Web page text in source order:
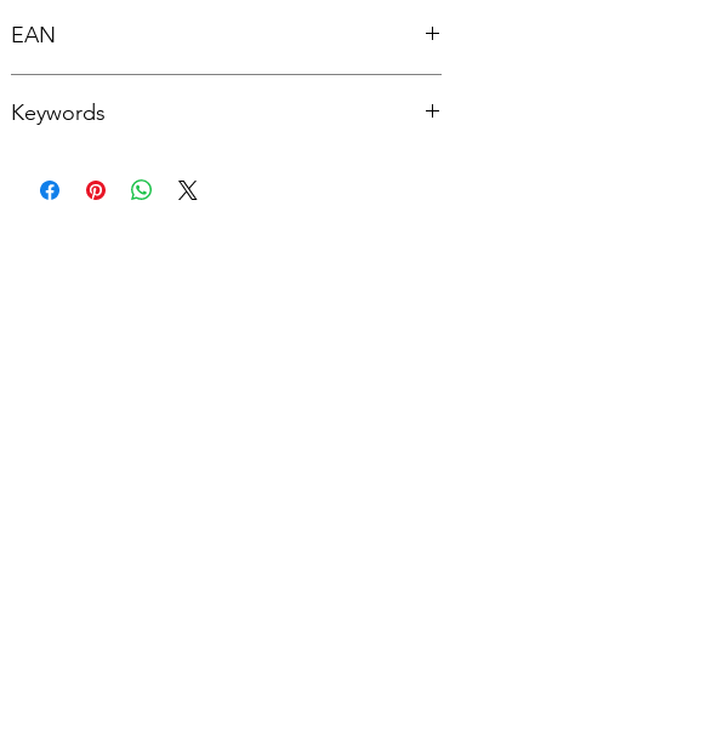
EAN
Keywords
; Magnet ; Marvel ; Disney ; Star Wars ; Harry Potter ;